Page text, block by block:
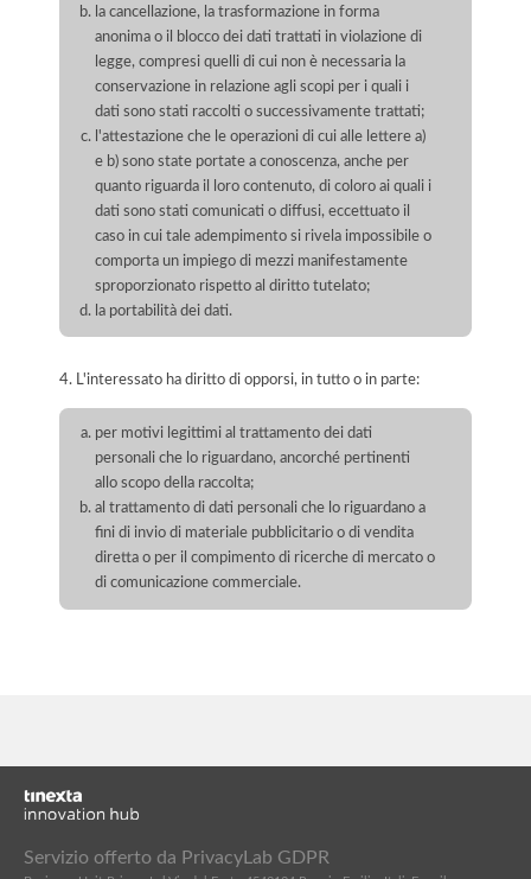
la cancellazione, la trasformazione in forma
anonima o il blocco dei dati trattati in violazione di
legge, compresi quelli di cui non è necessaria la
conservazione in relazione agli scopi per i quali i
dati sono stati raccolti o successivamente trattati;
l'attestazione che le operazioni di cui alle lettere a)
e b) sono state portate a conoscenza, anche per
quanto riguarda il loro contenuto, di coloro ai quali i
dati sono stati comunicati o diffusi, eccettuato il
caso in cui tale adempimento si rivela impossibile o
comporta un impiego di mezzi manifestamente
sproporzionato rispetto al diritto tutelato;
la portabilità dei dati.
4. L'interessato ha diritto di opporsi, in tutto o in parte:
per motivi legittimi al trattamento dei dati
personali che lo riguardano, ancorché pertinenti
allo scopo della raccolta;
al trattamento di dati personali che lo riguardano a
fini di invio di materiale pubblicitario o di vendita
diretta o per il compimento di ricerche di mercato o
di comunicazione commerciale.
Servizio offerto da PrivacyLab GDPR